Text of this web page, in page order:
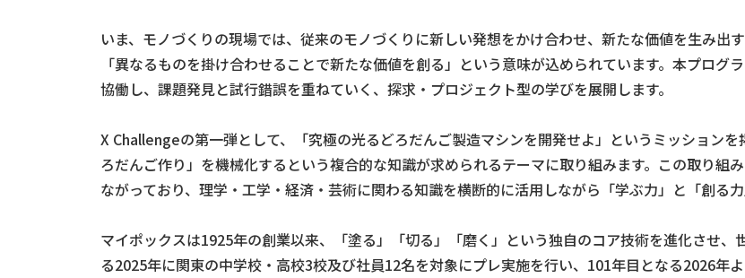
いま、モノづくりの現場では、従来のモノづくりに新しい発想をかけ合わせ、新たな価値を生み出
「異なるものを掛け合わせることで新たな価値を創る」という意味が込められています。本プロ
協働し、課題発見と試行錯誤を重ねていく、探求・プロジェクト型の学びを展開します。
X Challengeの第一弾として、「究極の光るどろだんご製造マシンを開発せよ」というミッション
ろだんご作り」を機械化するという複合的な知識が求められるテーマに取り組みます。この取り
ながっており、理学・工学・経済・芸術に関わる知識を横断的に活用しながら「学ぶ力」と「創る
マイポックスは1925年の創業以来、「塗る」「切る」「磨く」という独自のコア技術を進化させ
る2025年に関東の中学校・高校3校及び社員12名を対象にプレ実施を行い、101年目となる2026年